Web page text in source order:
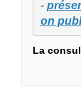
-
on
La